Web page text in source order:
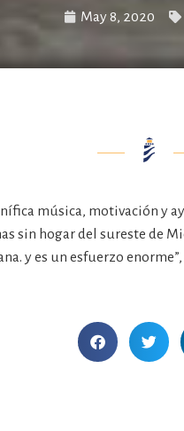
May 8, 2020
música, motivación y
sin hogar del sureste de
y es un esfuerzo